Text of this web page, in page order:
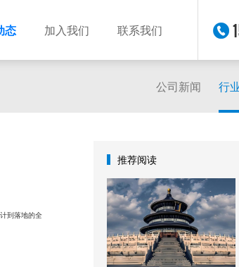
态 加入我们 联系我们
公司新闻 行
到落地的全
推荐阅读